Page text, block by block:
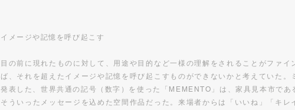
イメージや記憶を呼び起こす
目の前に現れたものに対して、用途や目的など一様の理解をされることがファイ
ば、それを超えたイメージや記憶を呼び起こすものができないかと考えていた。
発表した、世界共通の記号（数字）を使った「MEMENTO」は、家具見本市であ
そういったメッセージを込めた空間作品だった。来場者からは「いいね」「キレ